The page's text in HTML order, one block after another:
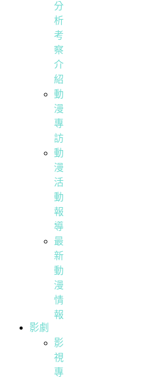
分
析
考
察
介
紹
動
漫
專
訪
動
漫
活
動
報
導
最
新
動
漫
情
報
影劇
影
視
專